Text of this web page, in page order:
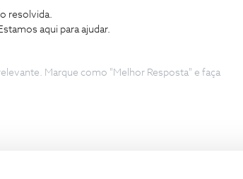
resolvida.
aqui para ajudar.
Marque como "Melhor Resposta" e faça